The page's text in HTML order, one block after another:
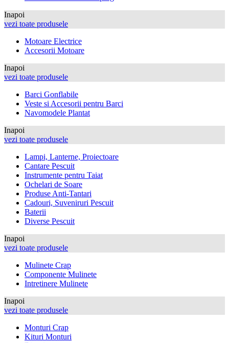
Inapoi
vezi toate produsele
Motoare Electrice
Accesorii Motoare
Inapoi
vezi toate produsele
Barci Gonflabile
Veste si Accesorii pentru Barci
Navomodele Plantat
Inapoi
vezi toate produsele
Lampi, Lanterne, Proiectoare
Cantare Pescuit
Instrumente pentru Taiat
Ochelari de Soare
Produse Anti-Tantari
Cadouri, Suveniruri Pescuit
Baterii
Diverse Pescuit
Inapoi
vezi toate produsele
Mulinete Crap
Componente Mulinete
Intretinere Mulinete
Inapoi
vezi toate produsele
Monturi Crap
Kituri Monturi